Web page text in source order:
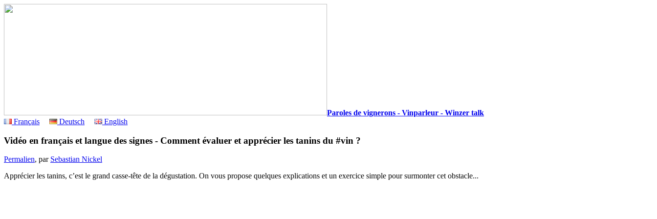
Paroles de vignerons - Vinparleur - Winzer talk
Français
Deutsch English
Vidéo en français et langue des signes - Comment évaluer et apprécier les tanins du #vin ?
Permalien, par Sebastian Nickel
Apprécier les tanins, c’est le grand casse-tête de la dégustation. On vous propose quelques explications et un exercice simple pour surmonter cet obstacle...